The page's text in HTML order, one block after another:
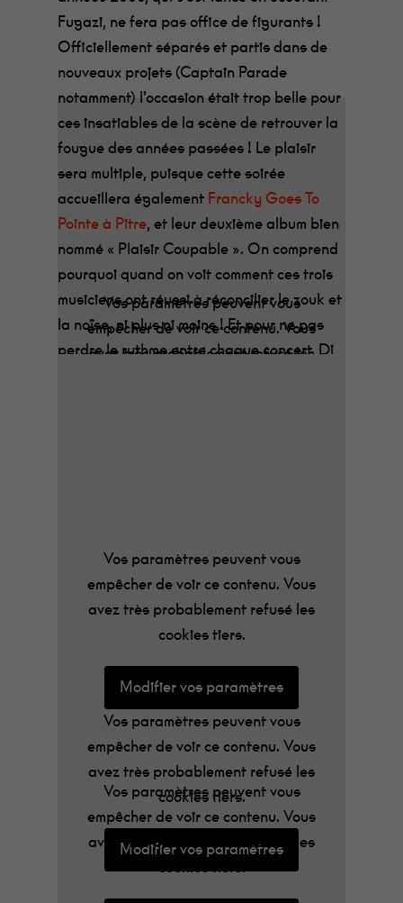
Fugazi, ne fera pas office de figurants !
Officiellement séparés et partis dans de
nouveaux projets (Captain Parade
notamment) l’occasion était trop belle pour
ces insatiables de la scène de retrouver la
fougue des années passées ! Le plaisir
sera multiple, puisque cette soirée
accueillera également Francky Goes To
Pointe à Pitre, et leur deuxième album bien
nommé « Plaisir Coupable ». On comprend
pourquoi quand on voit comment ces trois
musiciens ont réussi à réconcilier le zouk et
la noïse, ni plus ni moins ! Et pour ne pas
perdre le rythme entre chaque concert, Dj
Modifier vos paramètres
Vos paramètres peuvent vous
empêcher de voir ce contenu. Vous
avez très probablement refusé les
Vos paramètres peuvent vous
empêcher de voir ce contenu. Vous
avez très probablement refusé les
cookies tiers.
Modifier vos paramètres
Vos paramètres peuvent vous
empêcher de voir ce contenu. Vous
avez très probablement refusé les
cookies tiers.
Modifier vos paramètres
Vos paramètres peuvent vous
empêcher de voir ce contenu. Vous
avez très probablement refusé les